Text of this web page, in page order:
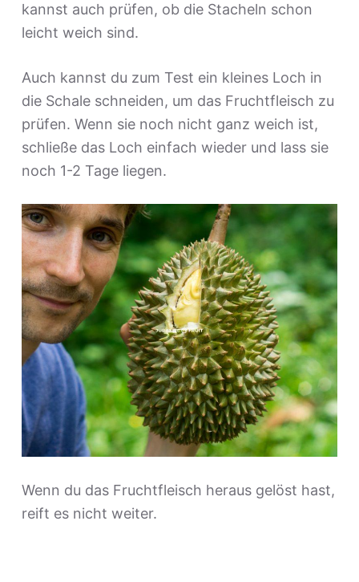
kannst auch prüfen, ob die Stacheln schon
leicht weich sind.
Auch kannst du zum Test ein kleines Loch in
die Schale schneiden, um das Fruchtfleisch zu
prüfen. Wenn sie noch nicht ganz weich ist,
schließe das Loch einfach wieder und lass sie
noch 1-2 Tage liegen.
Wenn du das Fruchtfleisch heraus gelöst hast,
reift es nicht weiter.